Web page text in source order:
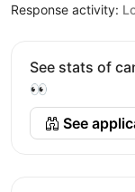
Response activity:
See stats of
👀
See